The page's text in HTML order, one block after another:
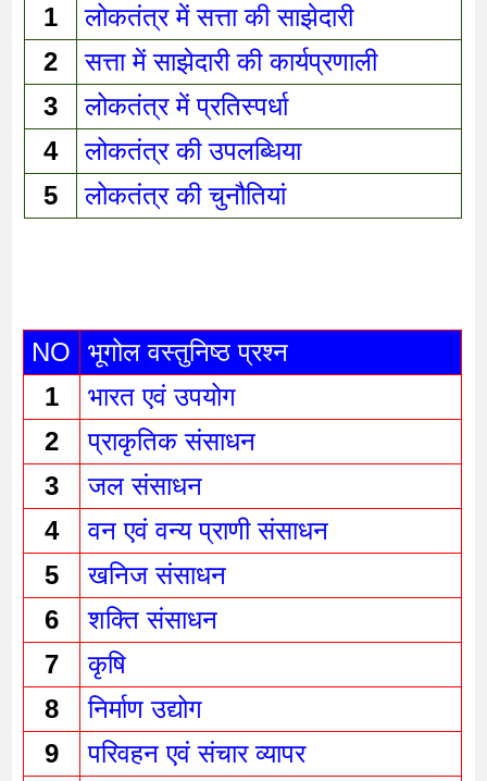
1
लोकतंत्र में सत्ता की साझेदारी
2
सत्ता में साझेदारी की कार्यप्रणाली
3
लोकतंत्र में प्रतिस्पर्धा
4
लोकतंत्र की उपलब्धिया
5
लोकतंत्र की चुनौतियां
NO
भूगोल वस्तुनिष्ठ प्रश्न
1
भारत एवं उपयोग
2
प्राकृतिक संसाधन
3
जल संसाधन
4
वन एवं वन्य प्राणी संसाधन
5
खनिज संसाधन
6
शक्ति संसाधन
7
कृषि
8
निर्माण उद्योग
9
परिवहन एवं संचार व्यापर